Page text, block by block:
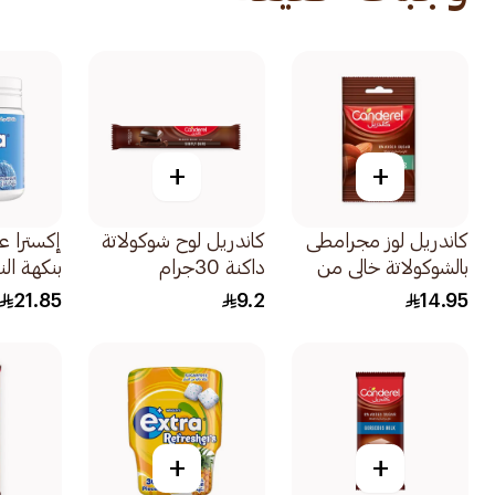
+
كاندريل لوز مجرامطى
بالشوكولاتة خالي من
السكر المضاف 40جرام
14.95
+
كاندريل لوح شوكولاتة
داكنة 30جرام
9.2
إكسترا
بنكهة
خالي من
21.85
+
+